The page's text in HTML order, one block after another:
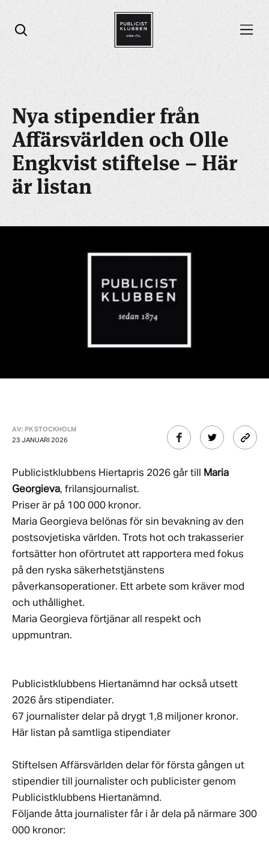
Öppna sök
Öppna menyn
Nya stipendier från
Affärsvärlden och Olle
Engkvist stiftelse – Här
är listan
AV: PK STOCKHOLM
23 JANUARI 2026
Publicistklubbens Hiertapris 2026 går till
Maria
Georgieva, frilansjournalist.
Priser är på 100 000 kronor.
Maria Georgieva belönas för sin bevakning av den
postsovjetiska världen. Trots hot och trakasserier
fortsätter hon oförtrutet att rapportera med fokus
på den ryska säkerhetstjänstens
påverkansoperationer. Ett arbete som kräver mod
och uthållighet.
Maria Georgieva förtjänar all respekt och
uppmuntran.
Publicistklubbens Hiertanämnd har också utsett
2026 års stipendiater.
67 journalister delar på drygt 1,8 miljoner kronor.
Här listan på samtliga stipendiater
Stiftelsen Affärsvärlden delar för första gången ut
stipendier till journalister och publicister genom
Publicistklubbens Hiertanämnd.
Följande åtta journalister får i år dela på närmare 300
000 kronor: